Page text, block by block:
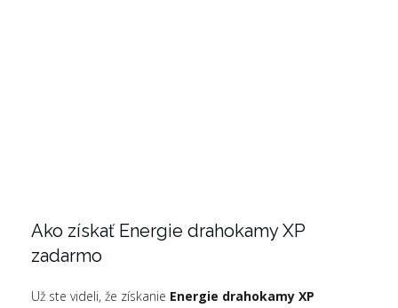
Ako získať Energie drahokamy XP
zadarmo
Už ste videli, že získanie Energie drahokamy XP